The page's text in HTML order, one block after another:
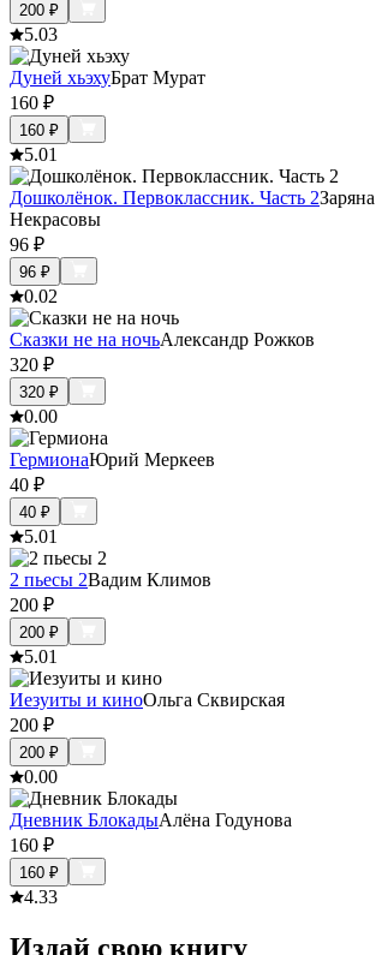
200 ₽
5.03
Дуней хьэхуБрат Мурат
160 ₽
160 ₽
5.01
Дошколёнок. Первоклассник. Часть 2
Некрасовы
96 ₽
96 ₽
0.02
Сказки не на ночьАлександр Рожков
320 ₽
320 ₽
0.00
ГермионаЮрий Меркеев
40 ₽
40 ₽
5.01
2 пьесы 2Вадим Климов
200 ₽
200 ₽
5.01
Иезуиты и киноОльга Сквирская
200 ₽
200 ₽
0.00
Дневник БлокадыАлёна Годунова
160 ₽
160 ₽
4.33
Издай свою книгу